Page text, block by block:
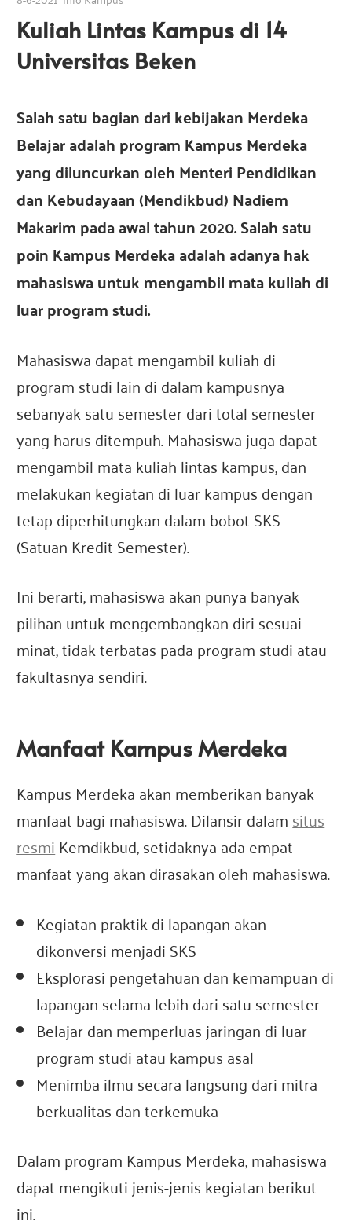
s
i
I
n
d
o
e
s
i
a
a
s
I
o
n
s
i
Kuliah Lintas Kampus di 14
Universitas Beken
Salah satu bagian dari kebijakan Merdeka
Belajar adalah program Kampus Merdeka
yang diluncurkan oleh Menteri Pendidikan
dan Kebudayaan (Mendikbud) Nadiem
Makarim pada awal tahun 2020. Salah satu
poin Kampus Merdeka adalah adanya hak
mahasiswa untuk mengambil mata kuliah di
luar program studi.
Mahasiswa dapat mengambil kuliah di
program studi lain di dalam kampusnya
sebanyak satu semester dari total semester
yang harus ditempuh. Mahasiswa juga dapat
mengambil mata kuliah lintas kampus, dan
melakukan kegiatan di luar kampus dengan
tetap diperhitungkan dalam bobot SKS
(Satuan Kredit Semester).
Ini berarti, mahasiswa akan punya banyak
pilihan untuk mengembangkan diri sesuai
minat, tidak terbatas pada program studi atau
fakultasnya sendiri.
Manfaat Kampus Merdeka
Kampus Merdeka akan memberikan banyak
manfaat bagi mahasiswa. Dilansir dalamsitus
resmiKemdikbud, setidaknya ada empat
manfaat yang akan dirasakan oleh mahasiswa.
Kegiatan praktik di lapangan akan
dikonversi menjadi SKS
Eksplorasi pengetahuan dan kemampuan di
lapangan selama lebih dari satu semester
Belajar dan memperluas jaringan di luar
program studi atau kampus asal
Menimba ilmu secara langsung dari mitra
berkualitas dan terkemuka
Dalam program Kampus Merdeka, mahasiswa
dapat mengikuti jenis-jenis kegiatan berikut
ini.